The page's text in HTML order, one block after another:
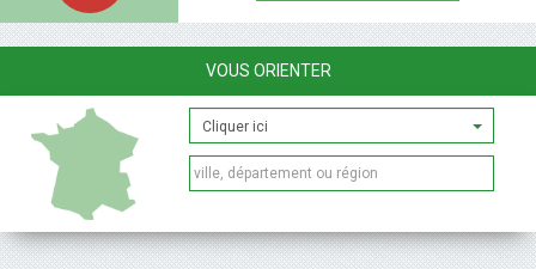
VOUS ORIENTER